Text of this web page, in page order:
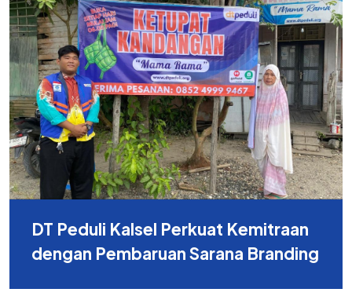
DT Peduli Kalsel Perkuat Kemitraan
dengan Pembaruan Sarana Branding